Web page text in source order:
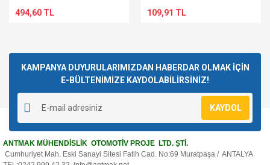
494,60 TL 109,91 TL
KAMPANYA DUYURULARIMIZDAN HABERDAR OLMAK İÇİN
E-BÜLTENİMİZE KAYDOLABİLİRSİNİZ!
KAYDOL
ANTMAK MÜHENDİSLİK OTOMOTİV PROJE LTD. ŞTİ.
Cumhuriyet Mah. Eski Sanayi Sitesi Fatih Cad. No:69 Muratpaşa / ANTALYA